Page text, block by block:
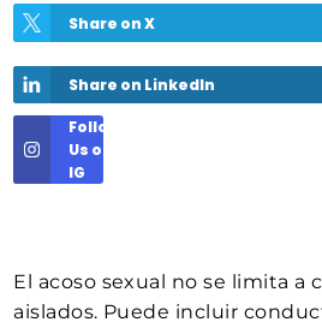
Share on X
Share on LinkedIn
Follow
Us on
IG
El acoso sexual no se limita a
aislados. Puede incluir